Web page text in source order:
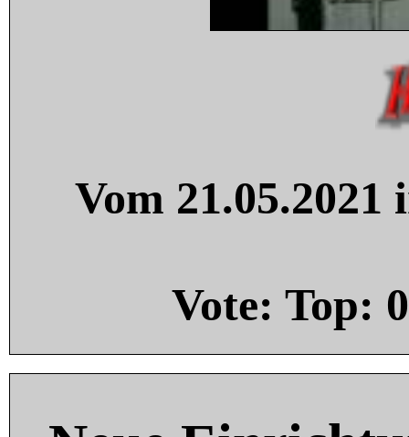
Vom
Vote: Top: 0